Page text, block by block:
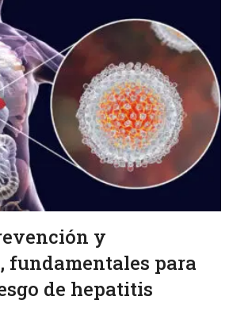
y
fundamentales para
de hepatitis